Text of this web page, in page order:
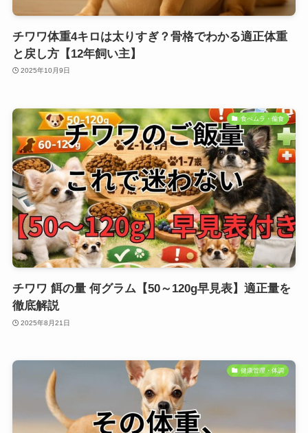
チワワ体重4キロは太りすぎ？骨格でわかる適正体重
と戻し方【12年飼い主】
2025年10月9日
食べムラ・偏食
チワワ 餌の量 何グラム【50～120g早見表】適正量を
徹底解説
2025年8月21日
健康管理・体調